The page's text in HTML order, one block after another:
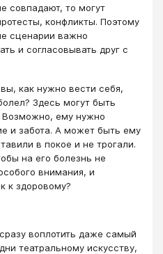
совпадают, то могут
конфликты. Поэтому
сценарии важно
и согласовывать друг с
как нужно вести себя,
Здесь могут быть
Возможно, ему нужно
и забота. А может быть ему
в покое и не трогали.
на его болезнь не
внимания, и
к здоровому?
воплотить даже самый
театральному искусству,